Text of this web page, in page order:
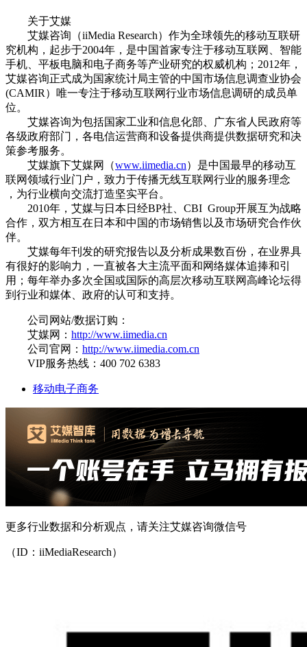
关于艾媒
艾媒咨询（iiMedia Research）作为全球领先的移动互联研
究机构，起步于2004年，是中国首家专注于移动互联网、智能
手机、平板电脑和电子商务等产业研究的权威机构；2012年，
艾媒咨询正式成为国家统计局主管的中国市场信息调查业协会
(CAMIR）唯一专注于移动互联网行业市场信息调研的成员单
位。
艾媒咨询为包括国家工业和信息化部、广东省人民政府等
各级政府部门，各电信运营商和设备提供商提供数据研究和决
策参考服务。
艾媒旗下艾媒网（www.iimedia.cn）是中国最早的移动互
联网领域行业门户，致力于传播无线互联网行业的服务理念
，为行业横向交流打造坚实平台。
2010年，艾媒与日本日经BP社、CBI Group开展互为战略
合作，双方相互在日本和中国的市场销售以及市场研究合作伙
伴。
艾媒每年刊发的研究报告以及分析成果数百份，在业界具
有很好的影响力，一直被各大主流平面和网络媒体追捧和引
用；每年举办多次全国或国际的高层次移动互联网高峰论坛得
到行业和媒体、政府的认可和支持。
公司网站/数据订购：
艾媒网： http://www.iimedia.cn
公司官网： http://www.iimedia.com.cn
VIP服务热线：400 702 6383
移动电子商务
更多行业数据和分析观点，请关注艾媒咨询微信号
（ID：iiMediaResearch）